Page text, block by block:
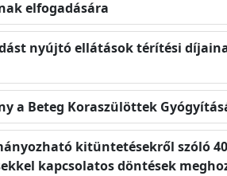
elfogadására
nyújtó ellátások térítési
a Beteg Koraszülöttek
kitüntetésekről szóló
kapcsolatos döntések